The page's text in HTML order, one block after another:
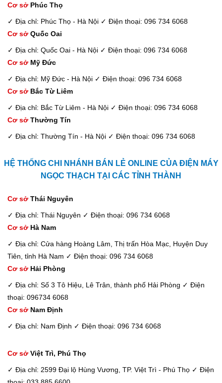
Cơ sở Phúc Thọ
✓ Địa chỉ: Phúc Thọ - Hà Nội ✓ Điện thoại: 096 734 6068
Cơ sở Quốc Oai
✓ Địa chỉ: Quốc Oai - Hà Nội ✓ Điện thoại: 096 734 6068
Cơ sở Mỹ Đức
✓ Địa chỉ: Mỹ Đức - Hà Nội ✓ Điện thoại: 096 734 6068
Cơ sở Bắc Từ Liêm
✓ Địa chỉ: Bắc Từ Liêm - Hà Nội ✓ Điện thoại: 096 734 6068
Cơ sở Thường Tín
✓ Địa chỉ: Thường Tín - Hà Nội ✓ Điện thoại: 096 734 6068
HỆ THỐNG CHI NHÁNH BÁN LẺ ONLINE CỦA ĐIỆN MÁY
NGỌC THẠCH TẠI CÁC TỈNH THÀNH
Cơ sở Thái Nguyên
✓ Địa chỉ: Thái Nguyên ✓ Điện thoại: 096 734 6068
Cơ sở Hà Nam
✓ Địa chỉ: Cửa hàng Hoàng Lâm, Thị trấn Hòa Mạc, Huyện Duy
Tiên, tỉnh Hà Nam ✓ Điện thoại: 096 734 6068
Cơ sở Hải Phòng
✓ Địa chỉ: Số 3 Tô Hiệu, Lê Trân, thành phố Hải Phòng ✓ Điện
thoại: 096734 6068
Cơ sở Nam Định
✓ Địa chỉ: Nam Định ✓ Điện thoại: 096 734 6068
Cơ sở Việt Trì, Phú Thọ
✓ Địa chỉ: 2599 Đại lộ Hùng Vương, TP. Việt Trì - Phú Thọ ✓ Điện